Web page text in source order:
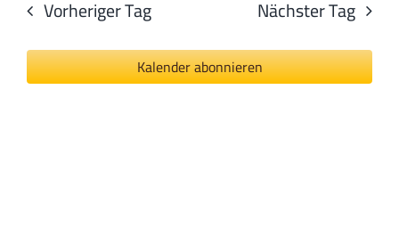
und
Vorheriger Tag Nächster Tag
Kalender abonnieren